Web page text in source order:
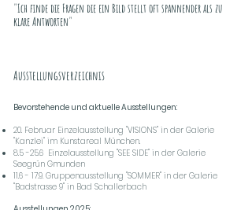
"Ich finde die Fragen die ein Bild stellt oft spannender als zu
klare Antworten"
Ausstellungsverzeichnis
Bevorstehende und aktuelle Ausstellungen:
20. Februar Einzelausstellung "VISIONS" in der Galerie
"Kanzlei" im Kunstareal München.
​8.5 -25.6 Einzelausstellung "SEE SIDE" in der Galerie
Seegrün Gmunden
11.6 - 17.9. Gruppenausstellung "SOMMER" in der Galerie
"Badstrasse 9" in Bad Schallerbach